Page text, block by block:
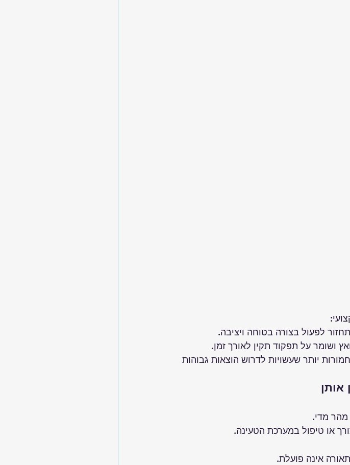
לפעול בצורה בטוחה ויציבה.
ושומר על תפקוד תקין לאורך זמן.
יותר שעשויות לדרוש הוצאות גבוהות
אותן
מהר מדי.
או טיפול במערכת הטעינה.
אינה פועלת.